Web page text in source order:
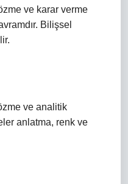
ve karar verme
Bilişsel
ve analitik
anlatma, renk ve